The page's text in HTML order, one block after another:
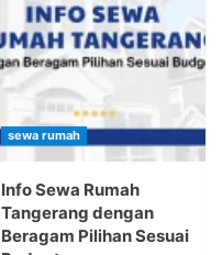
sewa rumah
Info Sewa Rumah
Tangerang dengan
Beragam Pilihan Sesuai